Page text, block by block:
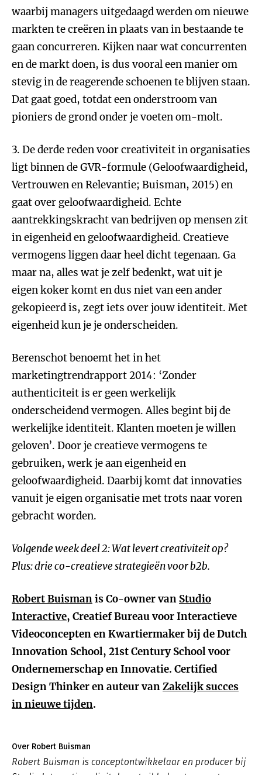
waarbij managers uitgedaagd werden om nieuwe
markten te creëren in plaats van in bestaande te
gaan concurreren. Kijken naar wat concurrenten
en de markt doen, is dus vooral een manier om
stevig in de reagerende schoenen te blijven staan.
Dat gaat goed, totdat een onderstroom van
pioniers de grond onder je voeten om-molt.
3. De derde reden voor creativiteit in organisaties
ligt binnen de GVR-formule (Geloofwaardigheid,
Vertrouwen en Relevantie; Buisman, 2015) en
gaat over geloofwaardigheid. Echte
aantrekkingskracht van bedrijven op mensen zit
in eigenheid en geloofwaardigheid. Creatieve
vermogens liggen daar heel dicht tegenaan. Ga
maar na, alles wat je zelf bedenkt, wat uit je
eigen koker komt en dus niet van een ander
gekopieerd is, zegt iets over jouw identiteit. Met
eigenheid kun je je onderscheiden.
Berenschot benoemt het in het
marketingtrendrapport 2014: ‘Zonder
authenticiteit is er geen werkelijk
onderscheidend vermogen. Alles begint bij de
werkelijke identiteit. Klanten moeten je willen
geloven’. Door je creatieve vermogens te
gebruiken, werk je aan eigenheid en
geloofwaardigheid. Daarbij komt dat innovaties
vanuit je eigen organisatie met trots naar voren
gebracht worden.
Volgende week deel 2: Wat levert creativiteit op?
Plus: drie co-creatieve strategieën voor b2b.
Robert Buismanis Co-owner van Studio
Interactive, Creatief Bureau voor Interactieve
Videoconcepten en Kwartiermaker bij de Dutch
Innovation School, 21st Century School voor
Ondernemerschap en Innovatie. Certified
Design Thinker en auteur vanZakelijk succes
in nieuwe tijden.
Over Robert Buisman
Robert Buisman is conceptontwikkelaar en producer bij